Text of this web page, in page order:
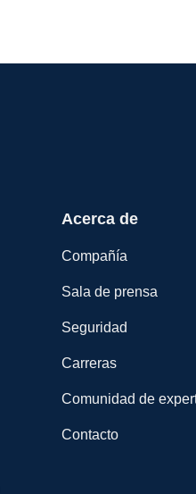
Acerca de
Compañía
Sala de prensa
Seguridad
Carreras
Comunidad de
Contacto